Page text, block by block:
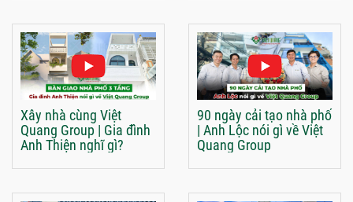
Xây nhà cùng Việt
Quang Group | Gia đình
Anh Thiện nghĩ gì?
90 ngày cải tạo nhà phố
| Anh Lộc nói gì về Việt
Quang Group